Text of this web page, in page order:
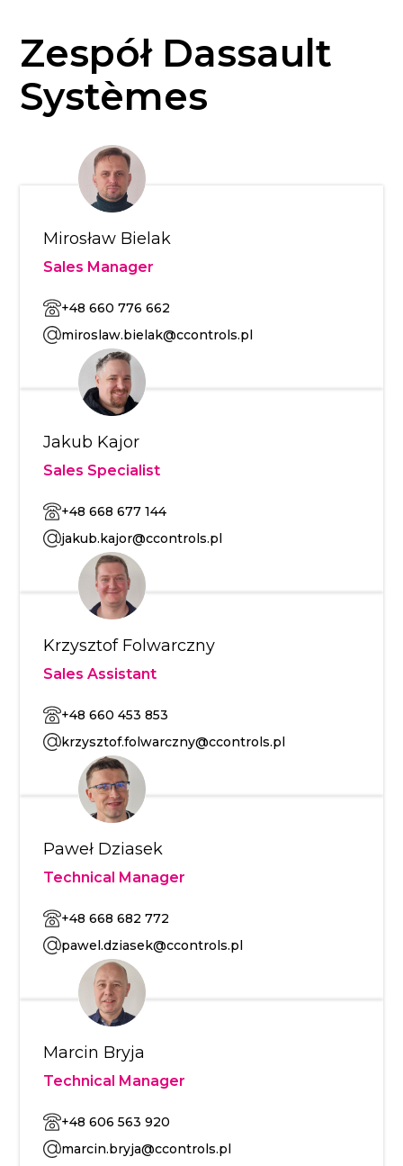
Zespół Dassault
Systèmes
Mirosław Bielak
Sales Manager
+48 660 776 662
miroslaw.bielak@ccontrols.pl
Jakub Kajor
Sales Specialist
+48 668 677 144
jakub.kajor@ccontrols.pl
Krzysztof Folwarczny
Sales Assistant
+48 660 453 853
krzysztof.folwarczny@ccontrols.pl
Paweł Dziasek
Technical Manager
+48 668 682 772
pawel.dziasek@ccontrols.pl
Marcin Bryja
Technical Manager
+48 606 563 920
marcin.bryja@ccontrols.pl